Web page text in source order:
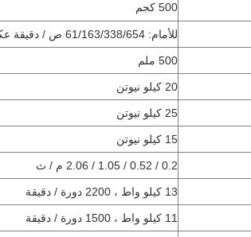
500 كجم
للأمام: 61/163/338/654 ص / دقيقة عكسي: 45 ص / دقيقة
500 ملم
20 كيلو نيوتن
25 كيلو نيوتن
15 كيلو نيوتن
0.2 / 0.52 / 1.05 / 2.06 م / ث
13 كيلو واط ، 2200 دورة / دقيقة
11 كيلو واط ، 1500 دورة / دقيقة